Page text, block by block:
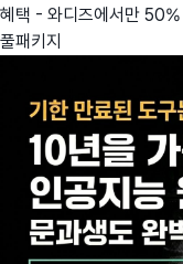
혜택 - 와디즈에서만
풀패키지